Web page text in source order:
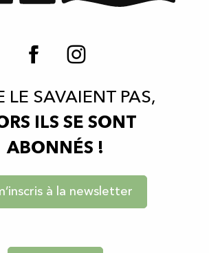
LE SAVAIENT PAS,
ILS SE SONT
ABONNÉS !
à la newsletter